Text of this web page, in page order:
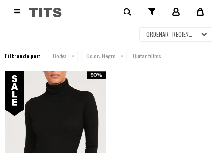
 BODYS EN SALE
RECIENTES
Filtrando por: Bodys Color: Negro Quitar filtros